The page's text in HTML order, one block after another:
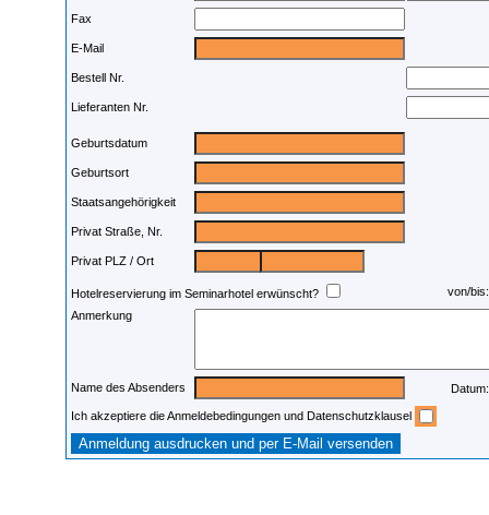
Fax
E-Mail
Bestell Nr.
Lieferanten Nr.
Geburtsdatum
Geburtsort
Staatsangehörigkeit
Privat Straße, Nr.
Privat PLZ / Ort
Hotelreservierung im Seminarhotel erwünscht?
von/
Anmerkung
Name des Absenders
Ich akzeptiere die Anmeldebedingungen und Datenschutzklausel